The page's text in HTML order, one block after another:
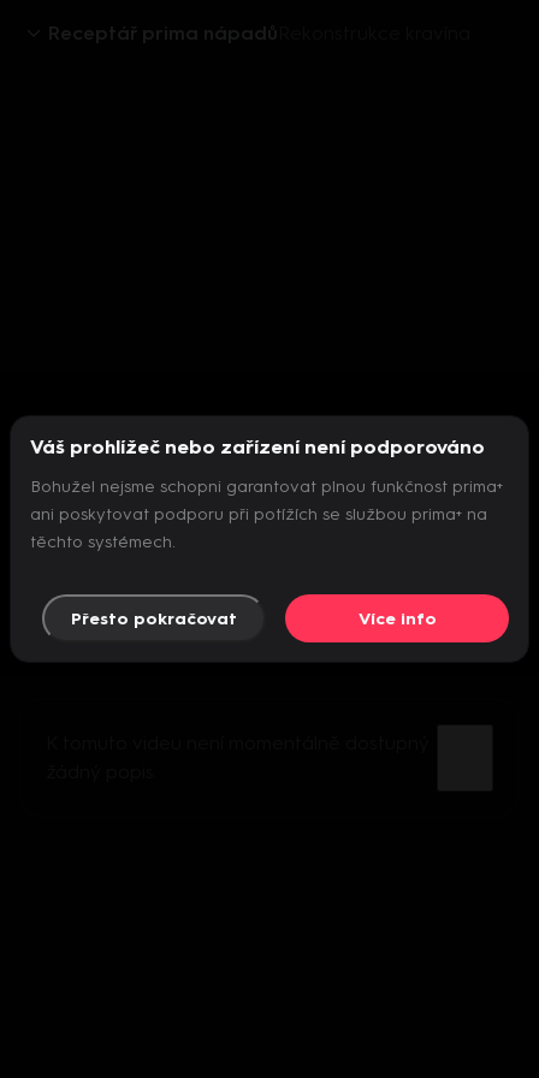
Receptář prima nápadů
Nepodařilo se inicializovat přehrávač
Váš prohlížeč nebo zařízení není podporováno
Bohužel nejsme schopni garantovat plnou funkčnost prima+
ani poskytovat podporu při potížích se službou prima+ na
těchto systémech.
Přesto pokračovat Více info